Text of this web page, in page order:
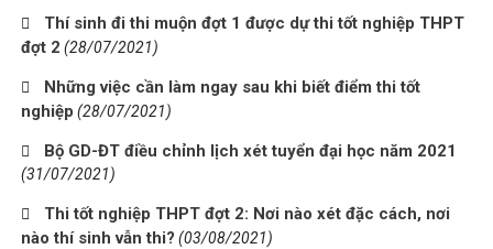
Thí sinh đi thi muộn đợt 1 được dự thi tốt nghiệp THPT
đợt 2 (28/07/2021)
Những việc cần làm ngay sau khi biết điểm thi tốt
nghiệp (28/07/2021)
Bộ GD-ĐT điều chỉnh lịch xét tuyển đại học năm 2021
(31/07/2021)
Thi tốt nghiệp THPT đợt 2: Nơi nào xét đặc cách, nơi
nào thí sinh vẫn thi? (03/08/2021)